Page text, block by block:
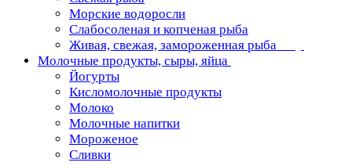
Морские водоросли
Слабосоленая и копченая рыба
Живая, свежая, замороженная рыба
Молочные продукты, сыры, яйца
Йогурты
Кисломолочные продукты
Молоко
Молочные напитки
Мороженое
Сливки